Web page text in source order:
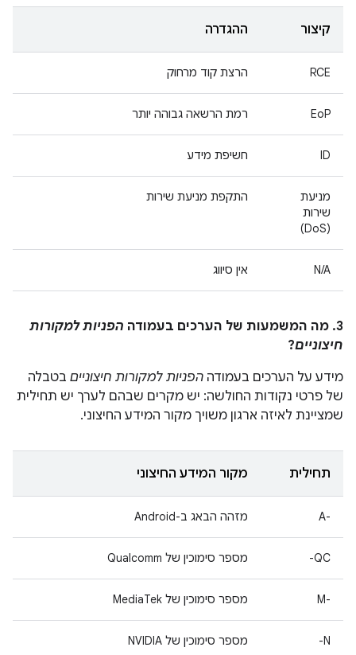
קיצור ההגדרה
RCE הרצת קוד מרחוק
EoP רמת הרשאה גבוהה יותר
ID חשיפת מידע
מניעת
שירות
(DoS)
התקפת מניעת שירות
N/A אין סיווג
3. מה המשמעות של הערכים בעמודה
הפניות למקורות
חיצוניים?
מידע על הערכים בעמודה הפניות למקורות חיצוניים בטבלה
של פרטי נקודות החולשה: יש מקרים שבהם לערך יש תחילית
שמציינת לאיזה ארגון משויך מקור המידע החיצוני.
תחילית מקור המידע החיצוני
A-‎ מזהה הבאג ב-Android
QC- מספר סימוכין של Qualcomm
M-‎ מספר סימוכין של MediaTek
N- מספר סימוכין של NVIDIA